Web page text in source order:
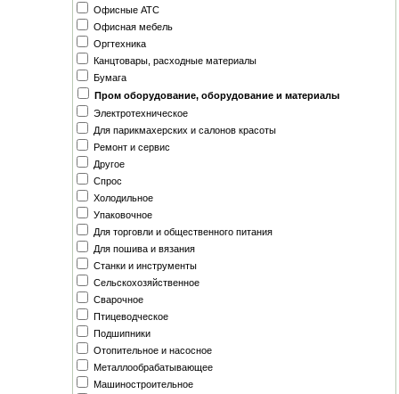
Офисные АТС
Офисная мебель
Оргтехника
Канцтовары, расходные материалы
Бумага
Пром оборудование, оборудование и материалы
Электротехническое
Для парикмахерских и салонов красоты
Ремонт и сервис
Другое
Спрос
Холодильное
Упаковочное
Для торговли и общественного питания
Для пошива и вязания
Станки и инструменты
Сельскохозяйственное
Сварочное
Птицеводческое
Подшипники
Отопительное и насосное
Металлообрабатывающее
Машиностроительное